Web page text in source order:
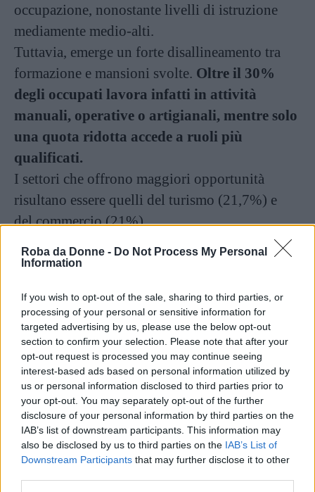
Roba da Donne - Do Not Process My Personal
Information
If you wish to opt-out of the sale, sharing to third parties, or
processing of your personal or sensitive information for
targeted advertising by us, please use the below opt-out
section to confirm your selection. Please note that after your
opt-out request is processed you may continue seeing
interest-based ads based on personal information utilized by
us or personal information disclosed to third parties prior to
your opt-out. You may separately opt-out of the further
disclosure of your personal information by third parties on the
IAB’s list of downstream participants. This information may
also be disclosed by us to third parties on the IAB’s List of
Downstream Participants that may further disclose it to other
occupazione, nonostante livelli di istruzione
mediamente medio-alti.
Tuttavia, emerge un forte disallineamento tra
formazione e mansioni svolte. Oltre il 30%
degli occupati lavora infatti in attività
manuali, operative o artigianali, mentre solo
una quota ridotta accede a ruoli più
qualificati.
I settori che offrono maggiori opportunità
risultano essere quelli del turismo (21,7%) e
del commercio (21%)
Continua a leggere dopo la pubblicità
Nonostante le criticità, la ricerca evidenzia
anche segnali positivi. Le aziende che
assumono persone condisabilitàintellettive
mostrano infatti una crescente capacità di
adattamento organizzativo.
Tra le misure più diffuse segnalate dagli
intervistati ci sono tutor e affiancamento
dedicato (83,2%), formazione sulla sicurezza